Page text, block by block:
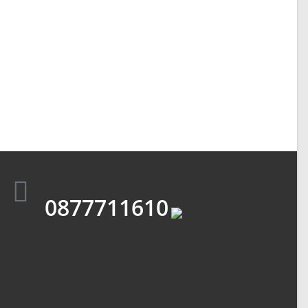
0877711610